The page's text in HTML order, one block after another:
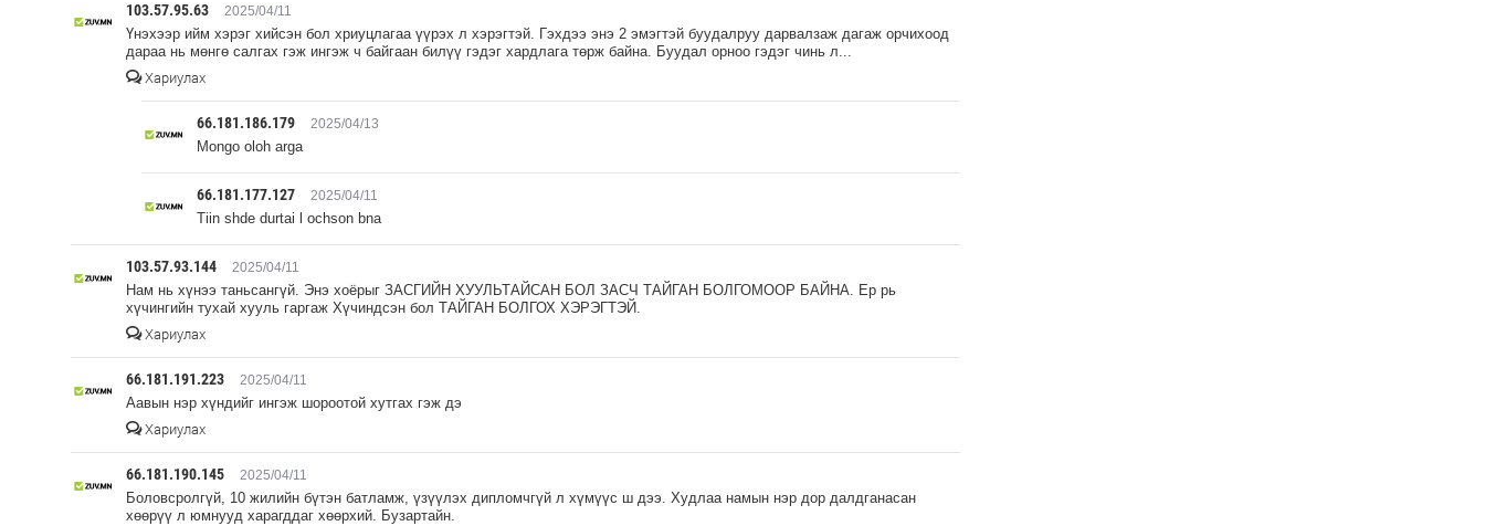
103.57.95.63 2025/04/11
Үнэхээр ийм хэрэг хийсэн бол хриуцлагаа үүрэх л хэрэгтэй. Гэхдээ энэ 2 эмэгтэй буудалруу дарвалзаж дагаж орчихоод
дараа нь мөнгө салгах гэж ингэж ч байгаан билүү гэдэг хардлага төрж байна. Буудал орноо гэдэг чинь л...
Хариулах
66.181.186.179 2025/04/13
Mongo oloh arga
66.181.177.127 2025/04/11
Tiin shde durtai l ochson bna
103.57.93.144 2025/04/11
Нам нь хүнээ таньсангүй. Энэ хоёрыг ЗАСГИЙН ХУУЛЬТАЙСАН БОЛ ЗАСЧ ТАЙГАН БОЛГОМООР БАЙНА. Ер рь
хүчингийн тухай хууль гаргаж Хүчиндсэн бол ТАЙГАН БОЛГОХ ХЭРЭГТЭЙ.
Хариулах
66.181.191.223 2025/04/11
Аавын нэр хүндийг ингэж шороотой хутгах гэж дэ
Хариулах
66.181.190.145 2025/04/11
Боловсролгүй, 10 жилийн бүтэн батламж, үзүүлэх дипломчгүй л хүмүүс ш дээ. Худлаа намын нэр дор далдганасан
хөөрүү л юмнууд харагддаг хөөрхий. Бузартайн.